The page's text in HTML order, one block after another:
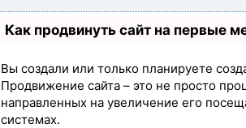
Как продвинуть сайт на первые
Вы создали или только планируете
Продвижение сайта – это не просто
направленных на увеличение его
системах.